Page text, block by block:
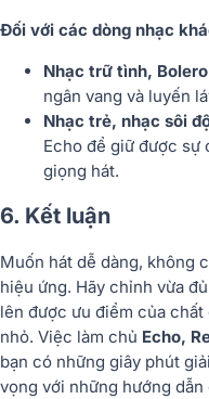
Đối với các dòng nhạc
Nhạc trữ tình,
ngân vang và luyến
Nhạc trẻ, nhạc sôi
Echo để giữ được sự
giọng hát.
6. Kết luận
Muốn hát dễ dàng, không
hiệu ứng. Hãy chỉnh vừa
lên được ưu điểm của
nhỏ. Việc làm chủ Echo,
bạn có những giây phút
vọng với những hướng